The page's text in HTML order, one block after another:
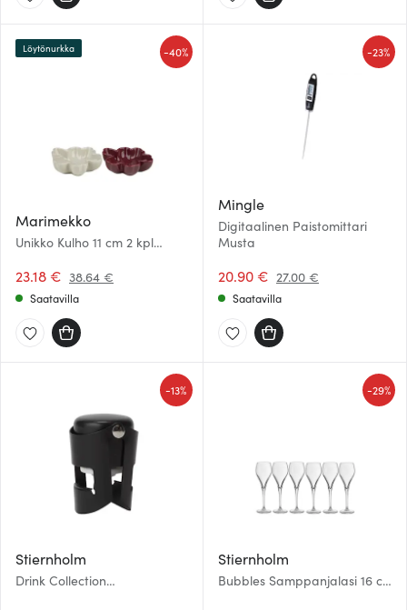
Marimekko
Unikko Kulho 11 cm 2 kpl
23.18 € 38.64 €
-40%
Löytönurkka
Saatavilla
Mingle
Digitaalinen Paistomittari
Musta
20.90 € 27.00 €
-23%
Saatavilla
Stiernholm
Drink Collection
-13%
Stiernholm
Bubbles Samppanjalasi 16 cl
-29%